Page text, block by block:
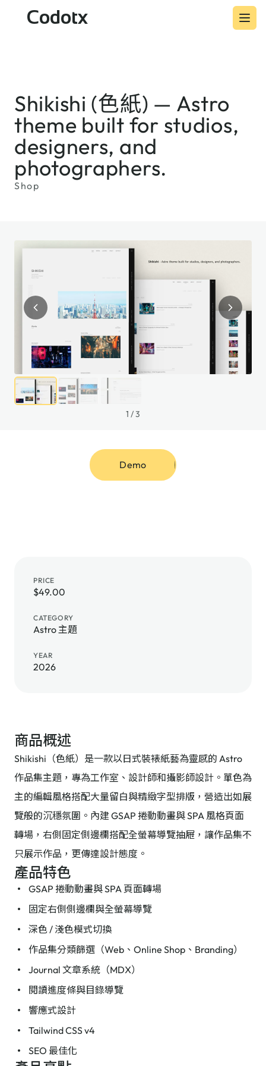
Codotx
Shikishi (色紙) — Astro
theme built for studios,
designers, and
photographers.
Shop
1 /3
Demo
PRICE
$49.00
CATEGORY
Astro 主題
YEAR
2026
商品概述
Shikishi（色紙）是一款以日式裝裱紙藝為靈感的 Astro
作品集主題，專為工作室、設計師和攝影師設計。單色為
主的編輯風格搭配大量留白與精緻字型排版，營造出如展
覽般的沉穩氛圍。內建 GSAP 捲動動畫與 SPA 風格頁面
轉場，右側固定側邊欄搭配全螢幕導覽抽屜，讓作品集不
只展示作品，更傳達設計態度。
產品特色
GSAP 捲動動畫與 SPA 頁面轉場
固定右側側邊欄與全螢幕導覽
深色 / 淺色模式切換
作品集分類篩選（Web、Online Shop、Branding）
Journal 文章系統（MDX）
閱讀進度條與目錄導覽
響應式設計
Tailwind CSS v4
SEO 最佳化